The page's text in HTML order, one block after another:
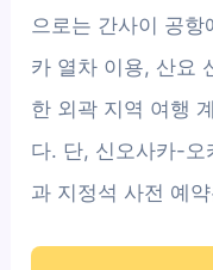
으로는 간사이 공
카 열차 이용, 산요
한 외곽 지역 여행
다. 단, 신오사카-오
과 지정석 사전 예